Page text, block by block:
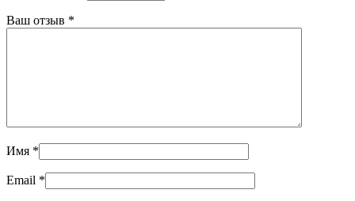
Ваш отзыв *
Имя *
Email *